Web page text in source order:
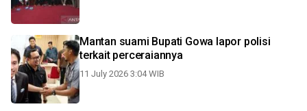
Mantan suami Bupati Gowa lapor polisi
terkait perceraiannya
11 July 2026 3:04 WIB